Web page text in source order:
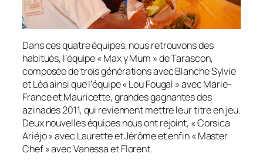
Dans ces quatre équipes, nous retrouvons des
habitués, l’équipe «Max y Mum » de Tarascon,
composée de trois générations avec Blanche Sylvie
et Léa ainsi que l’équipe «Lou Fougal » avec Marie-
France et Mauricette, grandes gagnantes des
azinades 2011, qui reviennent mettre leur titre en jeu.
Deux nouvelles équipes nous ont rejoint, «Corsica
Ariéjo» avec Laurette et Jérôme et enfin «Master
Chef» avec Vanessa et Florent.